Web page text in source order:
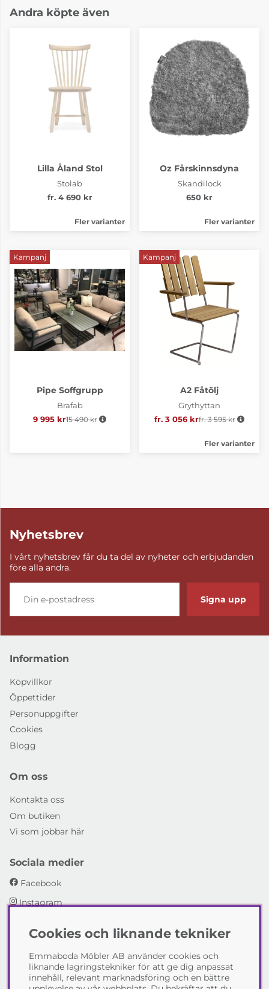
Andra köpte även
Lilla Åland Stol
Stolab
fr. 4 690 kr
Fler varianter
Oz Fårskinnsdyna
Skandilock
650 kr
Fler varianter
Kampanj
Pipe Soffgrupp
Brafab
9 995 kr Ordinarie pris:
15 490 kr
Kampanj
A2 Fåtölj
Grythyttan
fr. 3 056 krOrdinarie pris:
fr. 3 595 kr
Fler varianter
Nyhetsbrev
I vårt nyhetsbrev får du ta del av nyheter och erbjudanden
före alla andra.
Signa upp
Information
Köpvillkor
Öppettider
Personuppgifter
Cookies
Blogg
Om oss
Kontakta oss
Om butiken
Vi som jobbar här
Sociala medier
Facebook
Instagram
Emmaboda Möbler AB
I fyra generationer har vi hjälpt människor att möblera
sina hem och uppfylla sina inredningsdrömmar med
möbeldesign av högsta kvalitet. Vi vill hjälpa just dig att
Cookies och liknande tekniker
Emmaboda Möbler AB använder cookies och
liknande lagringstekniker för att ge dig anpassat
innehåll, relevant marknadsföring och en bättre